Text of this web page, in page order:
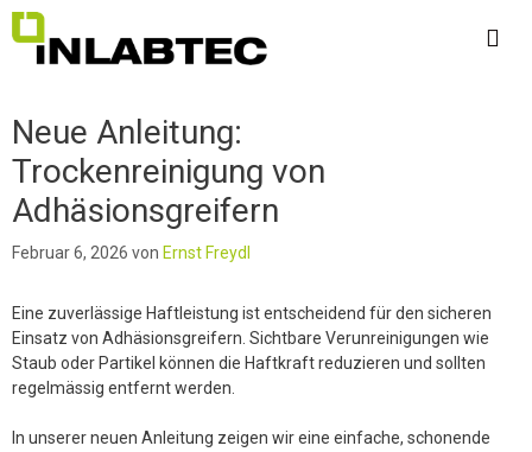
Zum
Inhalt
springen
Neue Anleitung:
Trockenreinigung von
Adhäsionsgreifern
Februar 6, 2026 von Ernst Freydl
Eine zuverlässige Haftleistung ist entscheidend für den sicheren
Einsatz von Adhäsionsgreifern. Sichtbare Verunreinigungen wie
Staub oder Partikel können die Haftkraft reduzieren und sollten
regelmässig entfernt werden.
In unserer neuen Anleitung zeigen wir eine einfache, schonende